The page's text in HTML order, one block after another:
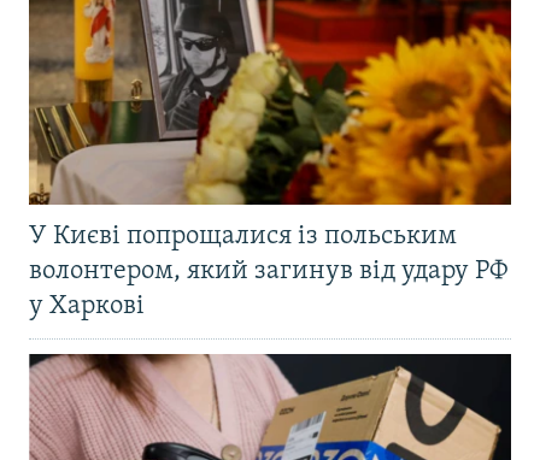
У Києві попрощалися із польським
волонтером, який загинув від удару РФ
у Харкові